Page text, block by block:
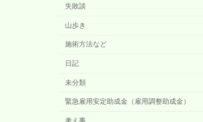
失敗談
山歩き
施術方法など
日記
未分類
緊急雇用安定助成金（雇用調整助成金）
考え事